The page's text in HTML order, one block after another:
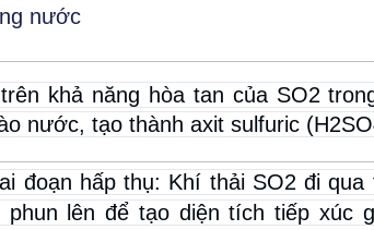
nước
khả năng hòa tan của SO2
nước, tạo thành axit sulfuric
đoạn hấp thụ: Khí thải SO2 đi
phun lên để tạo diện tích tiếp xúc